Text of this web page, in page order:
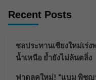
Recent Posts
ชลประทานเชียงใหม่เร่
น้ำเหนือ ย้ำยังไม่ล้นตลิ่ง
ฟาดลุคใหม่! “แบม พิชญ